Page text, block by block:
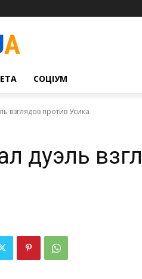
СОЦІУМ
взглядов против Усика
дуэль